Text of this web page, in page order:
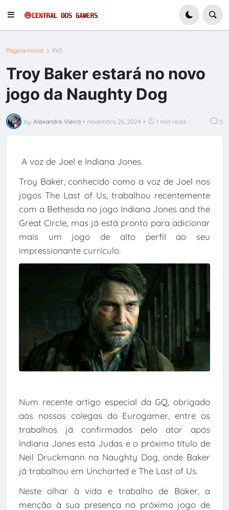
Página inicial Ps5
Troy Baker estará no novo
jogo da Naughty Dog
by Alexandre Vieira • novembro 26, 2024 • 1 min read 0
A voz de Joel e Indiana Jones.
Troy Baker, conhecido como a voz de Joel nos
jogos The Last of Us, trabalhou recentemente
com a Bethesda no jogo Indiana Jones and the
Great Circle, mas já está pronto para adicionar
mais um jogo de alto perfil ao seu
impressionante currículo.
Num recente artigo especial da GQ, obrigado
aos nossos colegas do Eurogamer, entre os
trabalhos já confirmados pelo ator após
Indiana Jones está Judas e o próximo título de
Neil Druckmann na Naughty Dog, onde Baker
já trabalhou em Uncharted e The Last of Us.
Neste olhar à vida e trabalho de Baker, a
menção à sua presença no próximo jogo de